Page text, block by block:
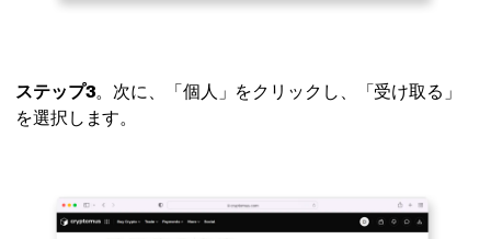
ステップ3。次に、「個人」をクリックし、「受け取る」
を選択します。